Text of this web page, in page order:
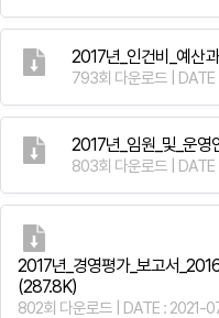
2017년_인건비_예산
793회 다운로드 |
2017년_임원_및_운
803회 다운로드 |
2017년_경영평가_보고서
(287.8K)
802회 다운로드 | DATE : 2021-